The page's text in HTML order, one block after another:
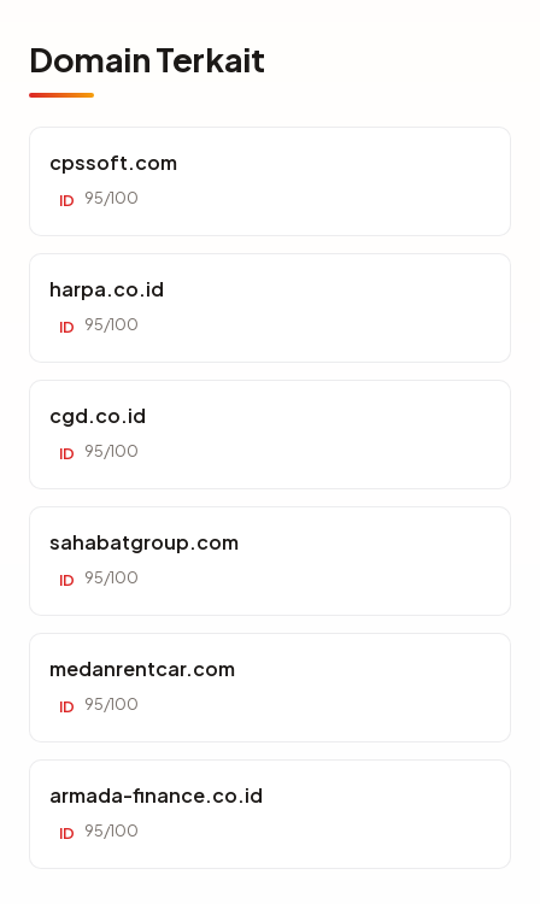
Domain Terkait
cpssoft.com
ID 95/100
harpa.co.id
ID 95/100
cgd.co.id
ID 95/100
sahabatgroup.com
ID 95/100
medanrentcar.com
ID 95/100
armada-finance.co.id
ID 95/100